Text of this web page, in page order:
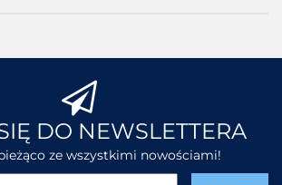
DO NEWSLETTERA
ze wszystkimi nowościami!